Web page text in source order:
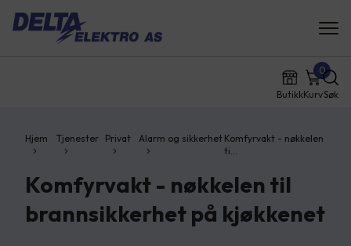
ButikkKurv
0
Søk
Hjem Tjenester Privat Alarm og sikkerhet Komfyrvakt - nøkkelen
ti…
Komfyrvakt - nøkkelen til
brannsikkerhet på kjøkkenet